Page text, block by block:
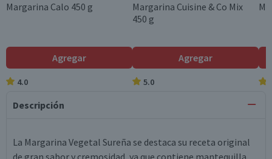
Margarina Calo 450 g
Agregar
4.0
Margarina Cuisine & Co Mix
450 g
Agregar
5.0
Descripción
La Margarina Vegetal Sureña se destaca su receta original
de gran sabor y cremosidad, ya que contiene mantequilla